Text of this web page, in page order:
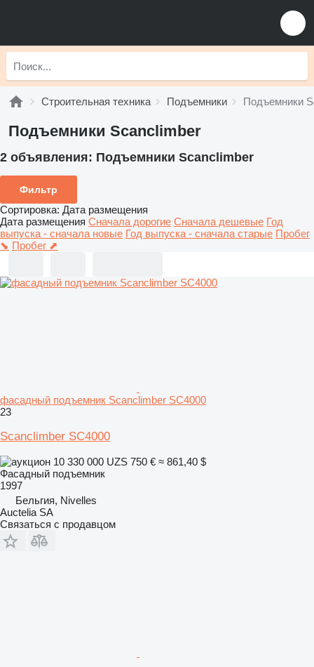
Строительная техника Подъемники Подъемники
Подъемники Scanclimber
2 объявления: Подъемники Scanclimber
Фильтр
Сортировка: Дата размещения
Дата размещения Сначала дорогие Сначала дешевые Год
выпуска - сначала новые Год выпуска - сначала старые Пробег
⬊ Пробег ⬈
фасадный подъемник Scanclimber SC4000
23
Scanclimber SC4000
10 330 000 UZS 750 € ≈ 861,40 $
Фасадный подъемник
1997
Бельгия, Nivelles
Auctelia SA
Связаться с продавцом